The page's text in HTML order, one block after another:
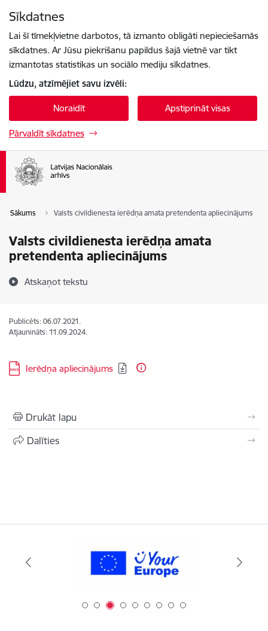
Sīkdatnes
Lai šī tīmekļvietne darbotos, tā izmanto obligāti nepieciešamās
sīkdatnes. Ar Jūsu piekrišanu papildus šajā vietnē var tikt
izmantotas statistikas un sociālo mediju sīkdatnes.
Lūdzu, atzīmējiet savu izvēli:
Noraidīt Apstiprināt visas
Pārvaldīt sīkdatnes
Sākums Valsts civildienesta ierēdņa amata pretendenta apliecinājums
Valsts civildienesta ierēdņa amata
pretendenta apliecinājums
Atskaņot tekstu
Publicēts: 06.07.2021.
Atjaunināts: 11.09.2024.
Lejupielādēt:
Ierēdņa apliecinājums
Drukāt lapu
Dalīties